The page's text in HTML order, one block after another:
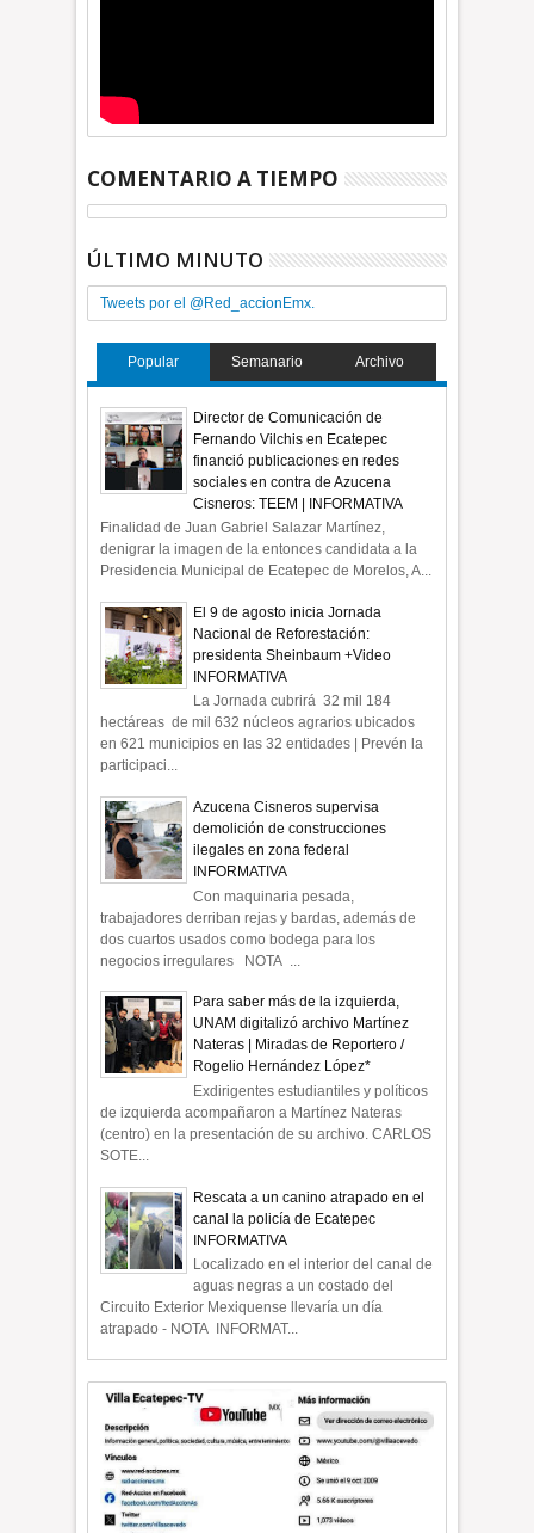
COMENTARIO A TIEMPO
ÚLTIMO MINUTO
Tweets por el @Red_accionEmx.
Popular Semanario Archivo
Director de Comunicación de
Fernando Vilchis en Ecatepec
financió publicaciones en redes
sociales en contra de Azucena
Cisneros: TEEM | INFORMATIVA
Finalidad de Juan Gabriel Salazar Martínez,
denigrar la imagen de la entonces candidata a la
Presidencia Municipal de Ecatepec de Morelos, A...
El 9 de agosto inicia Jornada
Nacional de Reforestación:
presidenta Sheinbaum +Video
INFORMATIVA
La Jornada cubrirá 32 mil 184
hectáreas de mil 632 núcleos agrarios ubicados
en 621 municipios en las 32 entidades | Prevén la
participaci...
Azucena Cisneros supervisa
demolición de construcciones
ilegales en zona federal
INFORMATIVA
Con maquinaria pesada,
trabajadores derriban rejas y bardas, además de
dos cuartos usados como bodega para los
negocios irregulares NOTA ...
Para saber más de la izquierda,
UNAM digitalizó archivo Martínez
Nateras | Miradas de Reportero /
Rogelio Hernández López*
Exdirigentes estudiantiles y políticos
de izquierda acompañaron a Martínez Nateras
(centro) en la presentación de su archivo. CARLOS
SOTE...
Rescata a un canino atrapado en el
canal la policía de Ecatepec
INFORMATIVA
Localizado en el interior del canal de
aguas negras a un costado del
Circuito Exterior Mexiquense llevaría un día
atrapado - NOTA INFORMAT...